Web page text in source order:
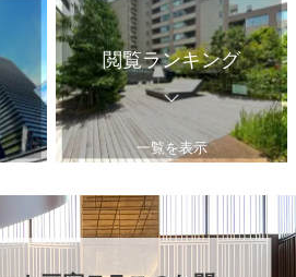
閲覧ランキング
一覧を表示